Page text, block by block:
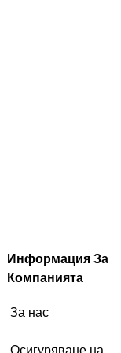
Информация За
Компанията
За нас
Осигуряване на